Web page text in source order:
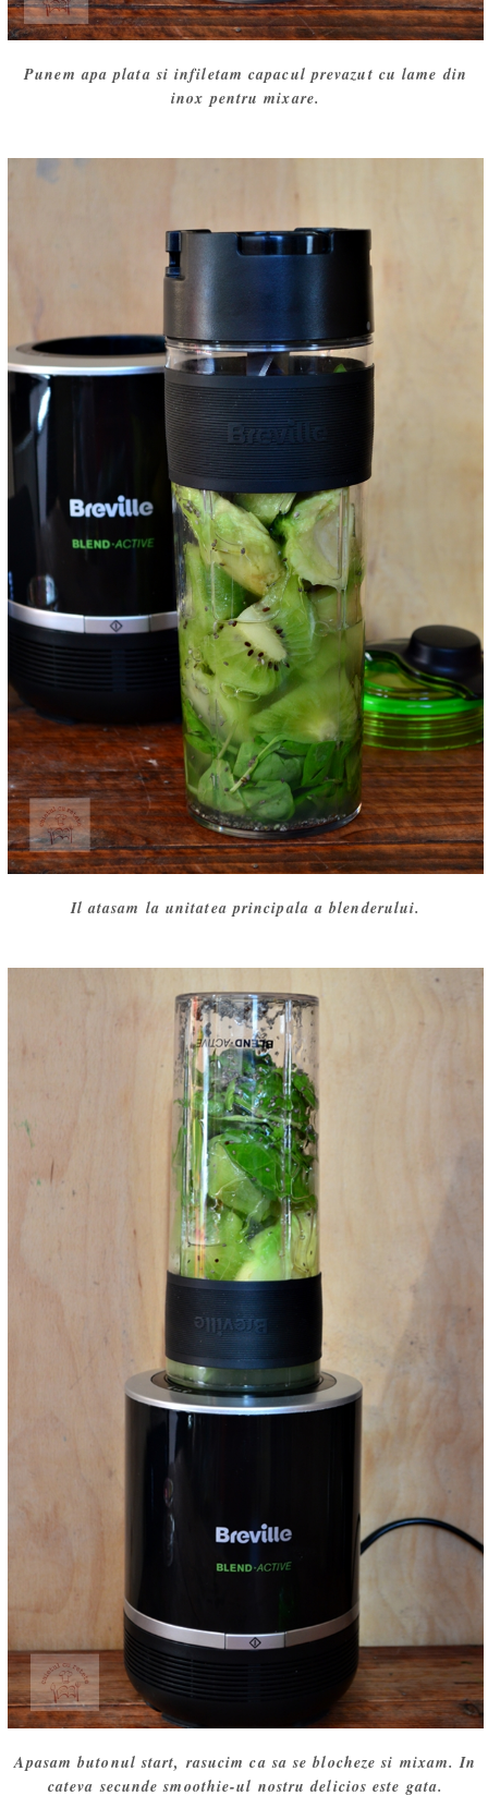
Punem apa plata si infiletam capacul prevazut cu lame din
inox pentru mixare.
Il atasam la unitatea principala a blenderului.
Apasam butonul start, rasucim ca sa se blocheze si mixam. In
cateva secunde smoothie-ul nostru delicios este gata.